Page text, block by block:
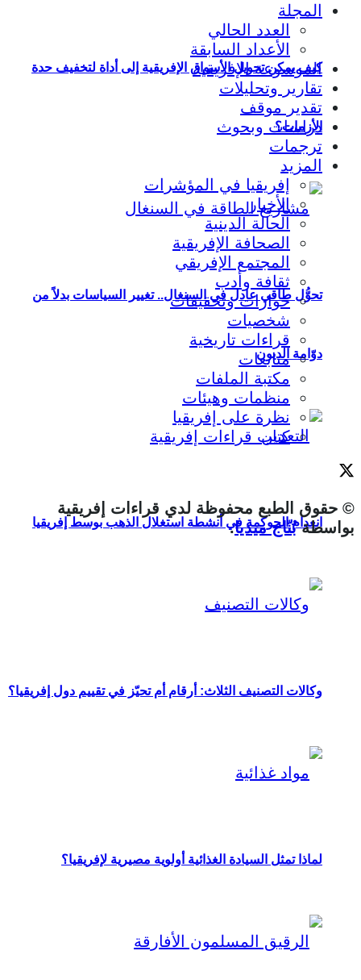
كيف يمكن تحويل الأسواق الإفريقية إلى أداة لتخفيف حدة
الأزمات؟
تحوُّل طاقي عادل في السنغال.. تغيير السياسات بدلاً من
دوّامة الديون
انعدام الحوكمة في أنشطة استغلال الذهب بوسط إفريقيا
وكالات التصنيف الثلاث: أرقام أم تحيّز في تقييم دول إفريقيا؟
لماذا تمثل السيادة الغذائية أولوية مصيرية لإفريقيا؟
المجلة
العدد الحالي
الأعداد السابقة
الموسوعة الإفريقية
تقارير وتحليلات
تقدير موقف
دراسات وبحوث
ترجمات
المزيد
إفريقيا في المؤشرات
الأخبار
الحالة الدينية
الصحافة الإفريقية
المجتمع الإفريقي
ثقافة وأدب
حوارات وتحقيقات
شخصيات
قراءات تاريخية
متابعات
مكتبة الملفات
منظمات وهيئات
نظرة على إفريقيا
كتاب قراءات إفريقية
© حقوق الطبع محفوظة لدي قراءات إفريقية
بواسطةبُنّاج ميديا.